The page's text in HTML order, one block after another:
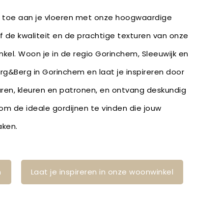
toe aan je vloeren met onze hoogwaardige
de kwaliteit en de prachtige texturen van onze
Woon je in de regio Gorinchem, Sleeuwijk en
in Gorinchem en laat je inspireren door
kleuren en patronen, en ontvang deskundig
de ideale gordijnen te vinden die jouw
Laat je inspireren in onze woonwinkel